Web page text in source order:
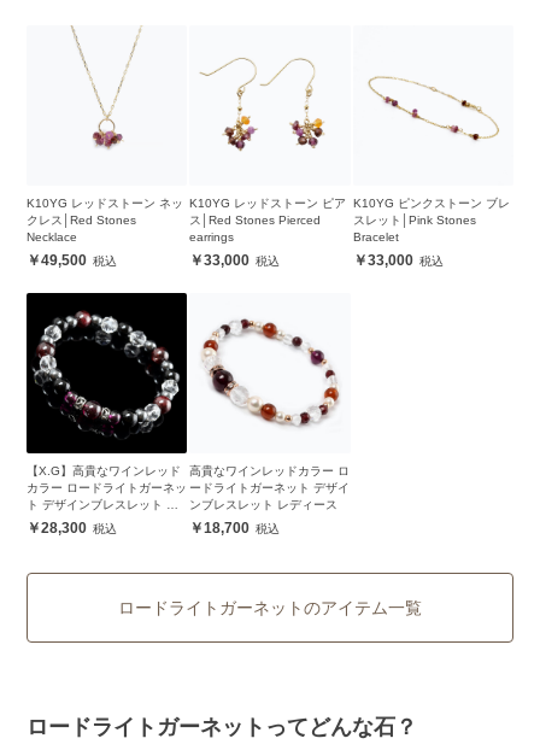
K10YG レッドストーン ネッ
クレス│Red Stones
Necklace
49,500
K10YG レッドストーン ピア
ス│Red Stones Pierced
earrings
33,000
K10YG ピンクストーン ブレ
スレット│Pink Stones
Bracelet
33,000
【X.G】高貴なワインレッド
カラー ロードライトガーネッ
ト デザインブレスレット メ
ンズ28,300
高貴なワインレッドカラー ロ
ードライトガーネット デザイ
ンブレスレット レディース
18,700
ロードライトガーネットのアイテム一覧
ロードライトガーネットってどんな石？